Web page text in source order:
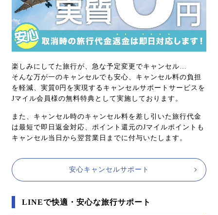
楽しみにしてた旅行が、急な予定変更でキャンセル…
そんな万が一のキャンセルでも安心、キャンセル料の負担
を軽減、実質0円を実現するキャンセルサポートサービスを
Jマイル会員様の無料特典として実施しております。
また、キャンセル時のキャンセル料を差し引いた旅行代金
は最短で即日返金対応、ポイント還元のJマイルポイントも
キャンセル当日から翌営業日までに付与いたします。
安心キャンセルサポート
LINEで快適・安心な旅行サポート